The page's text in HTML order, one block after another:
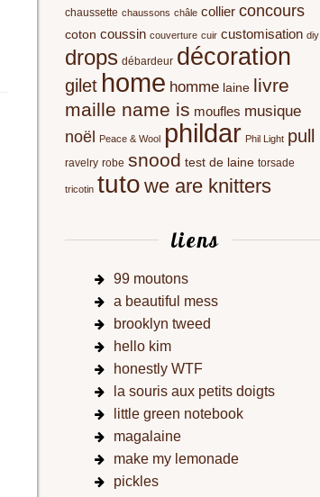
chaussette chaussons châle collier concours
coton coussin couverture cuir customisation diy
drops débardeur décoration
gilet home homme laine livre
maille name is moufles musique
noël Peace & Wool phildar Phil Light pull
ravelry robe snood test de laine torsade
tricotin tuto we are knitters
liens
99 moutons
a beautiful mess
brooklyn tweed
hello kim
honestly WTF
la souris aux petits doigts
little green notebook
magalaine
make my lemonade
pickles